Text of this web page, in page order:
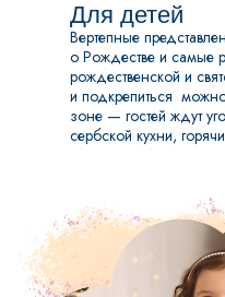
Для детей
Вертепные
о Рождестве и самые
рождественской и
и подкрепиться
зоне — гостей ждут
сербской кухни,